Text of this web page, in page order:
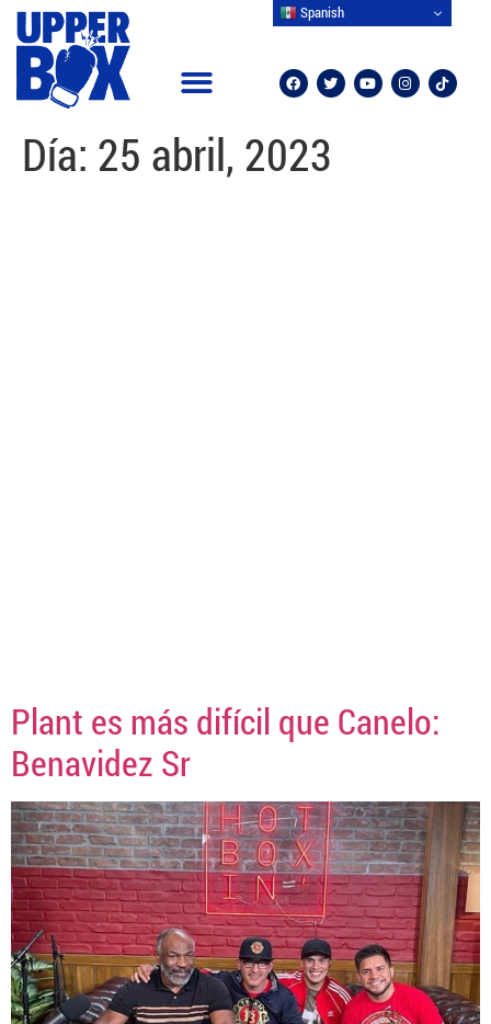
Día: 25 abril, 2023
Plant es más difícil que Canelo:
Benavidez Sr
Spanish